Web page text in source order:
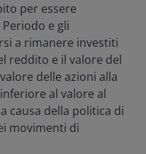
per essere
e gli
a rimanere investiti
reddito e il valore del
delle azioni alla
al valore al
causa della politica di
movimenti di